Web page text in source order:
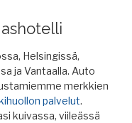
Helsingissä,
ja Vantaalla. Auto
merkkien
palvelut.
kuivassa, viileässä